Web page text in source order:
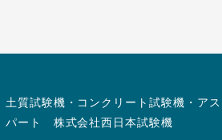
土質試験機・コンクリート試験機・ア
パート 株式会社西日本試験機